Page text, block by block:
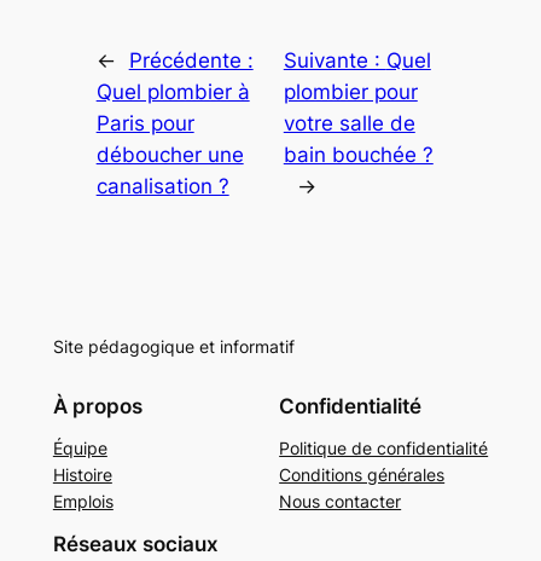
←
Précédente :
Quel plombier à
Paris pour
déboucher une
canalisation ?
Suivante : Quel
plombier pour
votre salle de
bain bouchée ?
→
Site pédagogique et informatif
À propos
Équipe
Histoire
Emplois
Confidentialité
Politique de confidentialité
Conditions générales
Nous contacter
Réseaux sociaux